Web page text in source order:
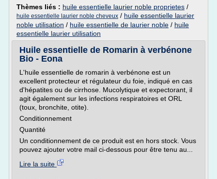
Thèmes liés : huile essentielle laurier noble proprietes /
huile essentielle laurier noble cheveux / huile essentielle laurier
noble utilisation / huile essentielle de laurier noble / huile
essentielle laurier utilisation
Huile essentielle de Romarin à verbénone
Bio - Eona
L'huile essentielle de romarin à verbénone est un
excellent protecteur et régulateur du foie, indiqué en cas
d'hépatites ou de cirrhose. Mucolytique et expectorant, il
agit également sur les infections respiratoires et ORL
(toux, bronchite, otite).
Conditionnement
Quantité
Un conditionnement de ce produit est en hors stock. Vous
pouvez ajouter votre mail ci-dessous pour être tenu au...
Lire la suite